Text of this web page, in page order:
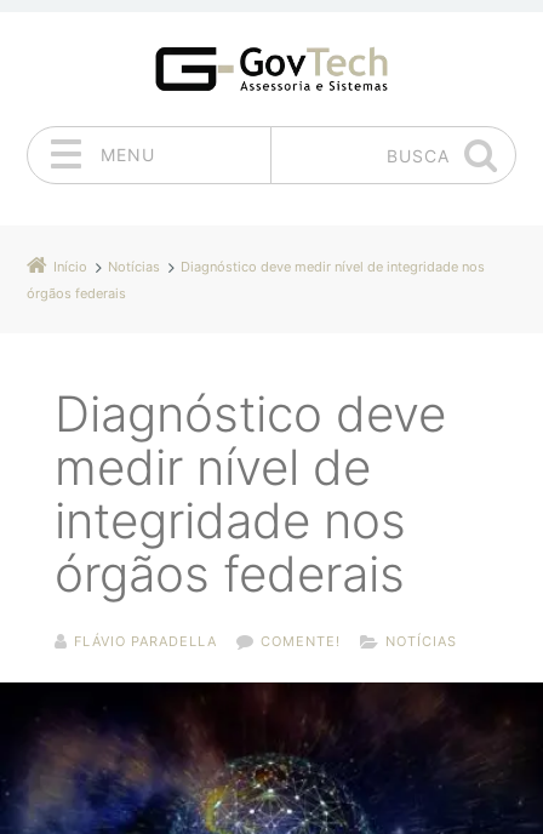
MENU BUSCA
Início Notícias
Diagnóstico deve medir nível de integridade nos
órgãos federais
Diagnóstico deve
medir nível de
integridade nos
órgãos federais
FLÁVIO PARADELLA COMENTE! NOTÍCIAS